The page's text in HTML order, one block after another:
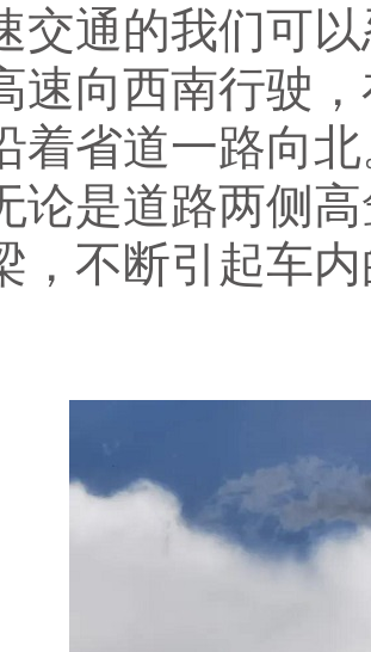
交通的我们可
速向西南行驶
着省道一路向
论是道路两侧
，不断引起车